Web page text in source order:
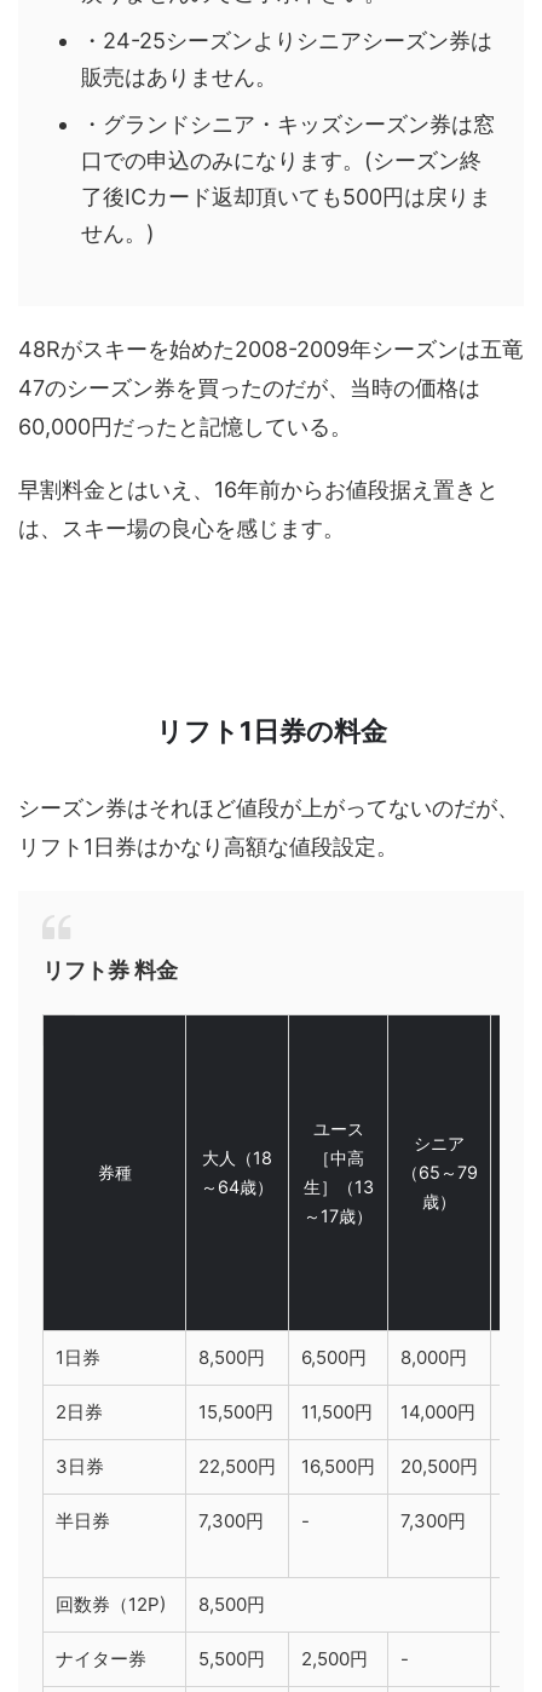
・24-25シーズンよりシニアシーズン券は
販売はありません。
・グランドシニア・キッズシーズン券は窓
口での申込のみになります。 (シーズン終
了後ICカード返却頂いても500円は戻りま
せん。)
48Rがスキーを始めた2008-2009年シーズンは五竜
47のシーズン券を買ったのだが、当時の価格は
60,000円だったと記憶している。
早割料金とはいえ、16年前からお値段据え置きと
は、スキー場の良心を感じます。
リフト1日券の料金
シーズン券はそれほど値段が上がってないのだが、
リフト1日券はかなり高額な値段設定。
リフト券 料金
券種
大人
（18
～64歳）
ユース
［中高
生］
（13
～17歳）
シニア
（65～79
歳）
1日券 8,500円 6,500円 8,000円
2日券 15,500円 11,500円 14,000円
3日券 22,500円 16,500円 20,500円
半日券 7,300円 - 7,300円
回数券（12P) 8,500円
ナイター券 5,500円 2,500円 -